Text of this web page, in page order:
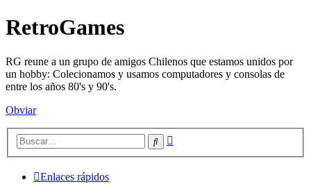
RetroGames
RG reune a un grupo de amigos Chilenos que estamos unidos por
un hobby: Colecionamos y usamos computadores y consolas de
entre los años 80's y 90's.
Obviar
Buscar
Enlaces rápidos